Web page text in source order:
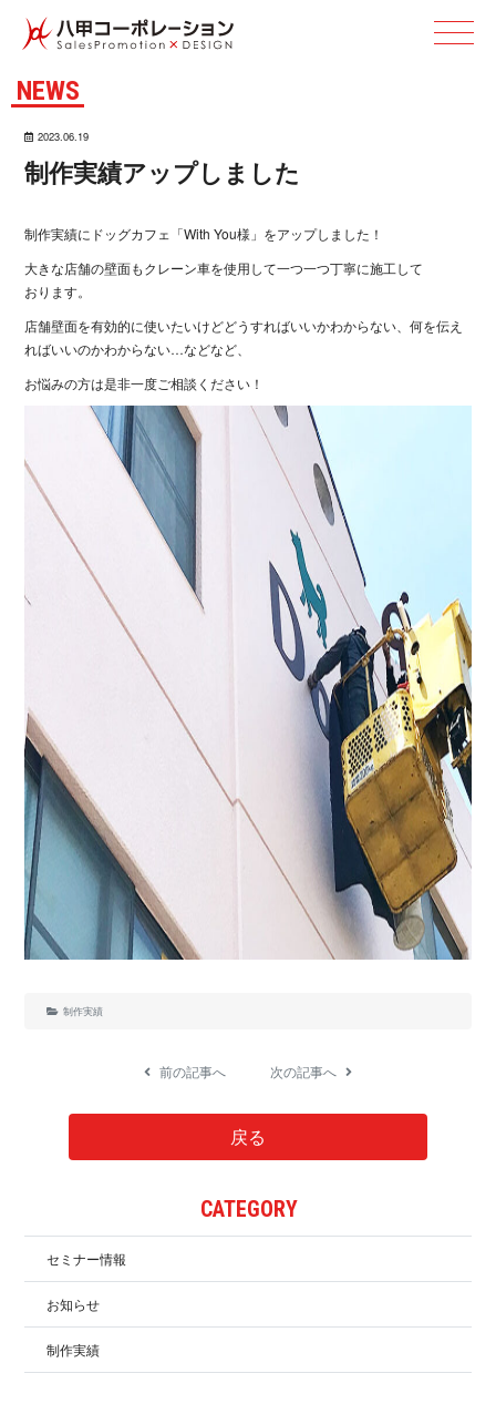
N E W S
2023.06.19
制作実績アップ し ま し た
制作実績にドッグカフェ「With You様」をアップし ま し た ！
大きな店舗の壁面もクレーン車を使用して一つ一つ丁寧に施工して
お り ま す 。
店舗壁面を有効的に使いたいけどどうすればいいかわからない、何を伝え
ればいいのかわからない…な ど な ど 、
お悩みの方は是非一度ご相談く だ さ い ！
制作実績
前の記事へ 次の記事へ
戻る
CATE G O R Y
セミナー情報
お知らせ
制作実績